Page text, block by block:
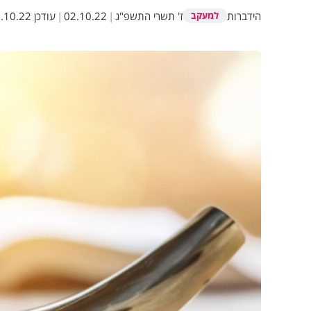
הידברות למעקב ז' תשרי התשפ"ג |
02.10.22
| עודכן 20:47